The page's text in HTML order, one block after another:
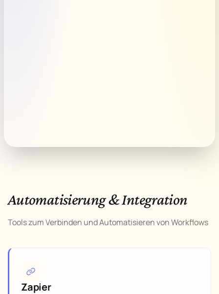
Automatisierung & Integration
Tools zum Verbinden und Automatisieren von Workflows
Zapier